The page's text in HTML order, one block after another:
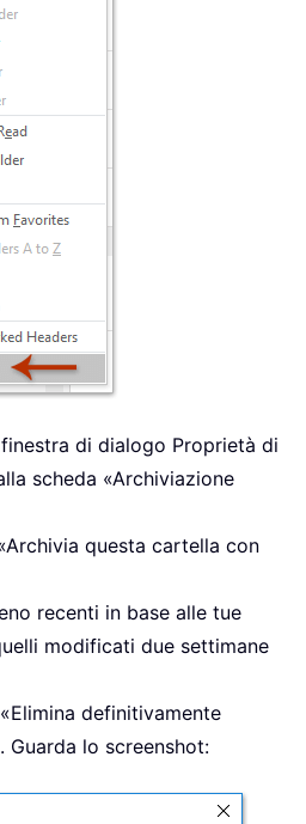
di dialogo Proprietà di
scheda «Archiviazione
questa cartella con
recenti in base alle tue
modificati due settimane
definitivamente
Guarda lo screenshot: